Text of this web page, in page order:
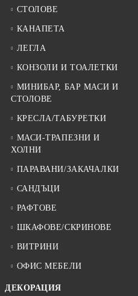
СТОЛОВЕ
КАНАПЕТА
ЛЕГЛА
КОНЗОЛИ И ТОАЛЕТКИ
МИНИБАР, БАР МАСИ И
СТОЛОВЕ
КРЕСЛА/ТАБУРЕТКИ
МАСИ-ТРАПЕЗНИ И
ХОЛНИ
ПАРАВАНИ/ЗАКАЧАЛКИ
САНДЪЦИ
РАФТОВЕ
ШКАФОВЕ/СКРИНОВЕ
ВИТРИНИ
ОФИС МЕБЕЛИ
ДЕКОРАЦИЯ